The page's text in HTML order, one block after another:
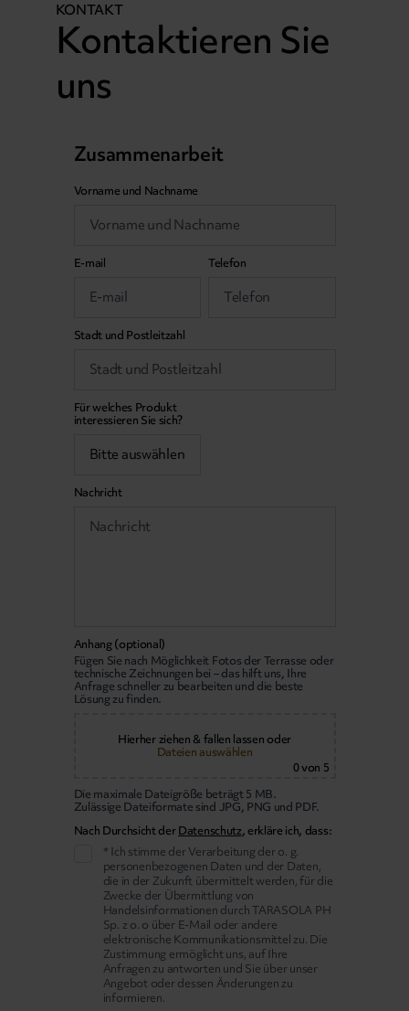
KONTAKT
Kontaktieren Sie
uns
Zusammenarbeit
Vorname und Nachname
E-mail Telefon
Stadt und Postleitzahl
Für welches Produkt
interessieren Sie sich?
Nachricht
Anhang (optional)
Fügen Sie nach Möglichkeit Fotos der Terrasse oder
technische Zeichnungen bei – das hilft uns, Ihre
Anfrage schneller zu bearbeiten und die beste
Lösung zu finden.
Hierher ziehen & fallen lassen oder
Dateien auswählen
0von 5
Die maximale Dateigröße beträgt 5 MB.
Zulässige Dateiformate sind JPG, PNG und PDF.
Nach Durchsicht derDatenschutz, erkläre ich, dass:
* Ich stimme der Verarbeitung der o. g.
personenbezogenen Daten und der Daten,
die in der Zukunft übermittelt werden, für die
Zwecke der Übermittlung von
Handelsinformationen durch TARASOLA PH
Sp. z o. o über E-Mail oder andere
elektronische Kommunikationsmittel zu. Die
Zustimmung ermöglicht uns, auf Ihre
Anfragen zu antworten und Sie über unser
Angebot oder dessen Änderungen zu
informieren.